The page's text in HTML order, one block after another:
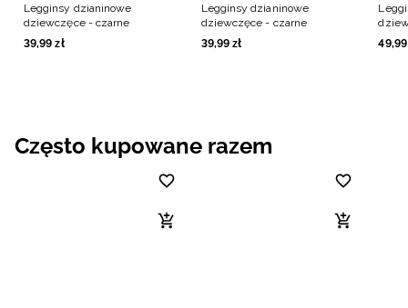
Legginsy dzianinowe
dziewczęce - czarne
39,99 zł
Legginsy dzianinowe
dziewczęce - czarne
39,99 zł
49,99
Często kupowane razem